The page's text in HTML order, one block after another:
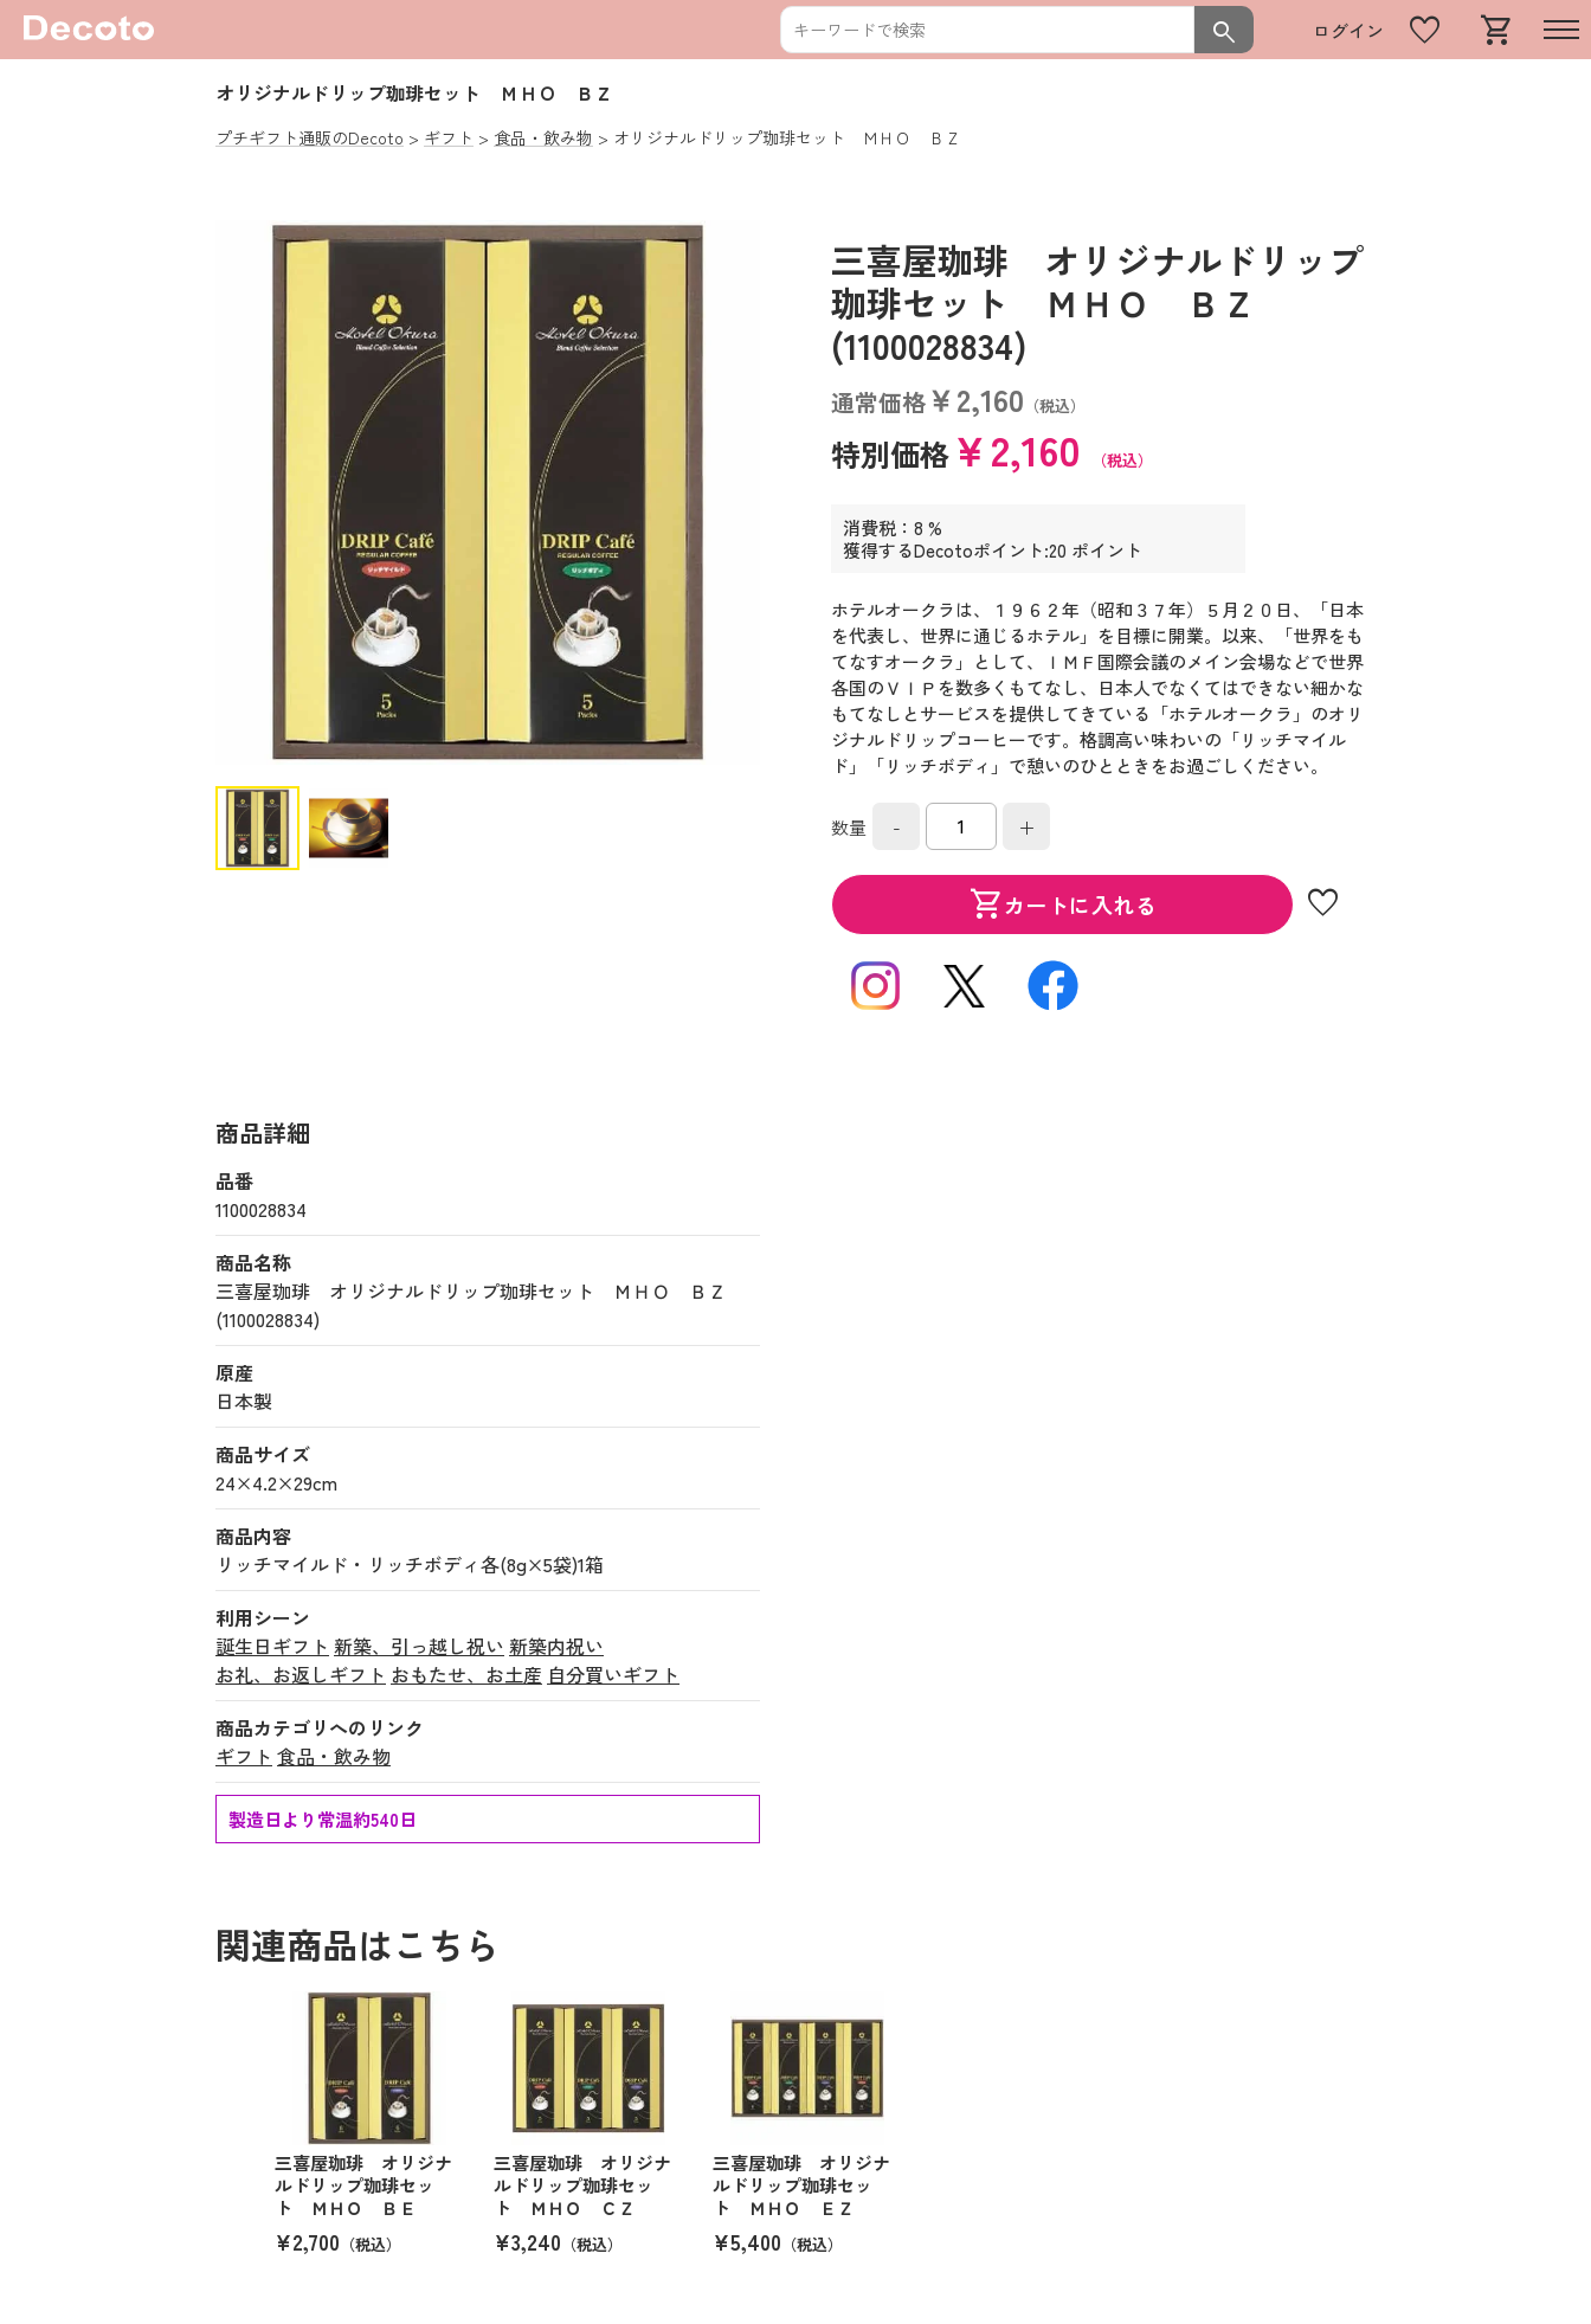
search ログイン favorite shopping_cart
オリジナルドリップ珈琲セット ＭＨＯ ＢＺ
プチギフト通販のDecoto ギフト 食品・飲み物 オリジナルドリップ珈琲セット ＭＨＯ ＢＺ
三喜屋珈琲 オリジナルドリップ
珈琲セット ＭＨＯ ＢＺ
(1100028834)
通常価格￥2,160 （税込）
特別価格￥2,160 （税込）
消費税：8 %
獲得するDecotoポイント:20 ポイント
ホテルオークラは、１９６２年（昭和３７年）５月２０日、「日本
を代表し、世界に通じるホテル」を目標に開業。以来、「世界をも
てなすオークラ」として、ＩＭＦ国際会議のメイン会場などで世界
各国のＶＩＰを数多くもてなし、日本人でなくてはできない細かな
もてなしとサービスを提供してきている「ホテルオークラ」のオリ
ジナルドリップコーヒーです。格調高い味わいの「リッチマイル
ド」「リッチボディ」で憩いのひとときをお過ごしください。
数量 - +
shopping_cartカートに入れる favorite
商品詳細
品番
1100028834
商品名称
三喜屋珈琲 オリジナルドリップ珈琲セット ＭＨＯ ＢＺ
(1100028834)
原産
日本製
商品サイズ
24×4.2×29cm
商品内容
リッチマイルド・リッチボディ各(8g×5袋)1箱
利用シーン
誕生日ギフト 新築、引っ越し祝い 新築内祝い
お礼、お返しギフト おもたせ、お土産 自分買いギフト
商品カテゴリへのリンク
ギフト 食品・飲み物
製造日より常温約540日
関連商品はこちら
三喜屋珈琲 オリジナ
ルドリップ珈琲セッ
ト ＭＨＯ ＢＥ
¥2,700 （税込）
三喜屋珈琲 オリジナ
ルドリップ珈琲セッ
ト ＭＨＯ ＣＺ
¥3,240 （税込）
三喜屋珈琲 オリジナ
ルドリップ珈琲セッ
ト ＭＨＯ ＥＺ
¥5,400 （税込）